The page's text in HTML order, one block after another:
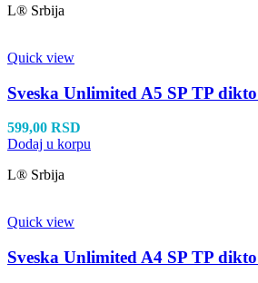
L® Srbija
Quick view
Sveska Unlimited A5 SP TP
599,00 RSD
Dodaj u korpu
L® Srbija
Quick view
Sveska Unlimited A4 SP TP